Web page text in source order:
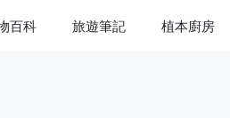
百科 旅遊筆記 植本廚房